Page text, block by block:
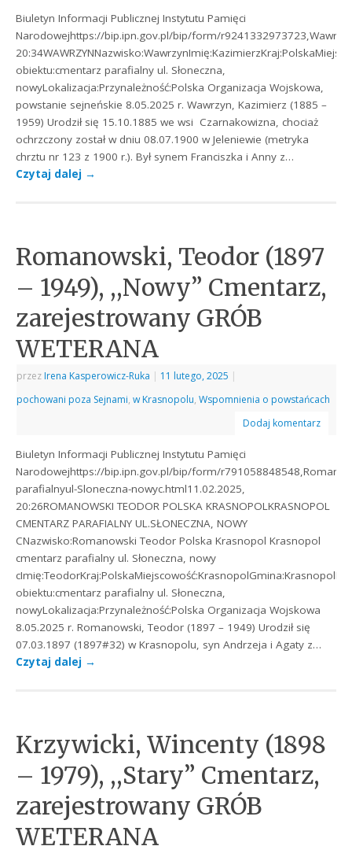
Biuletyn Informacji Publicznej Instytutu Pamięci
Narodowejhttps://bip.ipn.gov.pl/bip/form/
obiektu:cmentarz parafialny ul. Słoneczna,
nowyLokalizacja:Przynależność:Polska Organizacja Wojskowa,
powstanie sejneńskie 8.05.2025 r. Wawrzyn, Kazimierz (1885 –
1959) Urodził się 15.10.1885 we wsi Czarnakowizna, chociaż
ochrzczony został w dniu 08.07.1900 w Jeleniewie (metryka
chrztu nr 123 z 1900 r.). Był synem Franciszka i Anny z…
Czytaj dalej →
Romanowski, Teodor (1897
– 1949), ,,Nowy” Cmentarz,
zarejestrowany GRÓB
WETERANA
przez Irena Kasperowicz-Ruka | 11 lutego, 2025 |
pochowani poza Sejnami,w Krasnopolu,Wspomnienia o powstańcach
Dodaj komentarz
Biuletyn Informacji Publicznej Instytutu Pamięci
Narodowejhttps://bip.ipn.gov.pl/bip/form/
parafialnyul-Sloneczna-nowyc.html11.02.2025,
20:26ROMANOWSKI TEODOR POLSKA KRASNOPOLKRASNOPOL
CMENTARZ PARAFIALNY UL.SŁONECZNA, NOWY
CNazwisko:Romanowski Teodor Polska Krasnopol Krasnopol
cmentarz parafialny ul. Słoneczna, nowy
obiektu:cmentarz parafialny ul. Słoneczna,
nowyLokalizacja:Przynależność:Polska Organizacja Wojskowa
8.05.2025 r. Romanowski, Teodor (1897 – 1949) Urodził się
07.03.1897 (1897#32) w Krasnopolu, syn Andrzeja i Agaty z…
Czytaj dalej →
Krzywicki, Wincenty (1898
– 1979), ,,Stary” Cmentarz,
zarejestrowany GRÓB
WETERANA